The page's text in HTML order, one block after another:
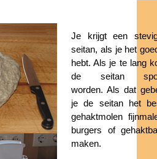
Je krijgt een
seitan, als je het
hebt. Als je te lang
de seitan
worden. Als dat
je de seitan het
gehaktmolen
burgers of
maken.